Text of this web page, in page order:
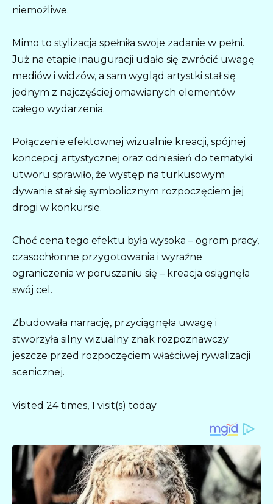
niemożliwe.
Mimo to stylizacja spełniła swoje zadanie w pełni.
Już na etapie inauguracji udało się zwrócić uwagę
mediów i widzów, a sam wygląd artystki stał się
jednym z najczęściej omawianych elementów
całego wydarzenia.
Połączenie efektownej wizualnie kreacji, spójnej
koncepcji artystycznej oraz odniesień do tematyki
utworu sprawiło, że występ na turkusowym
dywanie stał się symbolicznym rozpoczęciem jej
drogi w konkursie.
Choć cena tego efektu była wysoka – ogrom pracy,
czasochłonne przygotowania i wyraźne
ograniczenia w poruszaniu się – kreacja osiągnęła
swój cel.
Zbudowała narrację, przyciągnęła uwagę i
stworzyła silny wizualny znak rozpoznawczy
jeszcze przed rozpoczęciem właściwej rywalizacji
scenicznej.
Visited 24 times, 1 visit(s) today